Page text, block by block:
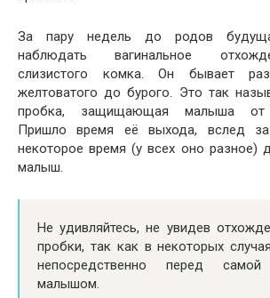
За пару недель до родов
наблюдать вагинальное
слизистого комка. Он бывает
желтоватого до бурого. Это так
пробка, защищающая малыша от
Пришло время её выхода, вслед
некоторое время (у всех оно разное)
малыш.
Не удивляйтесь, не увидев
пробки, так как в некоторых
непосредственно перед
малышом.